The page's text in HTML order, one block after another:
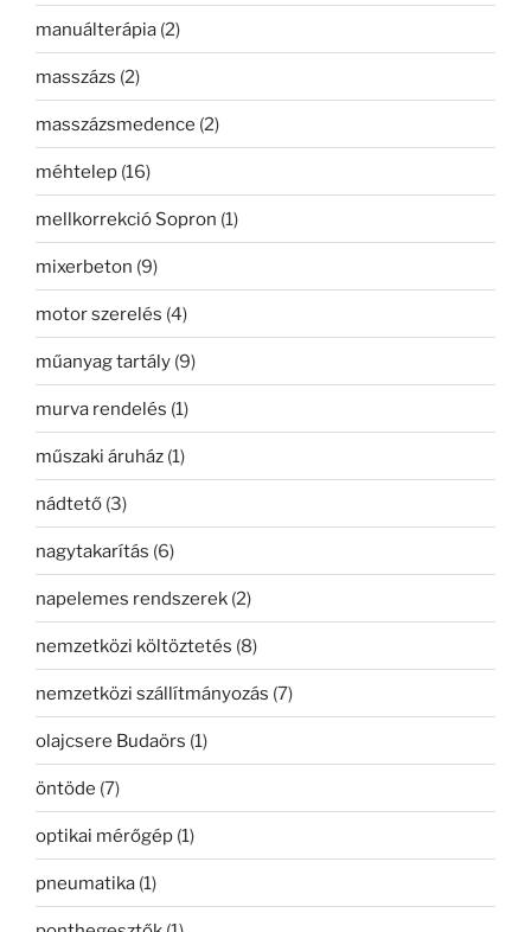
manuálterápia (2)
masszázs (2)
masszázsmedence (2)
méhtelep (16)
mellkorrekció Sopron (1)
mixerbeton (9)
motor szerelés (4)
műanyag tartály (9)
murva rendelés (1)
műszaki áruház (1)
nádtető (3)
nagytakarítás (6)
napelemes rendszerek (2)
nemzetközi költöztetés (8)
nemzetközi szállítmányozás (7)
olajcsere Budaörs (1)
öntöde (7)
optikai mérőgép (1)
pneumatika (1)